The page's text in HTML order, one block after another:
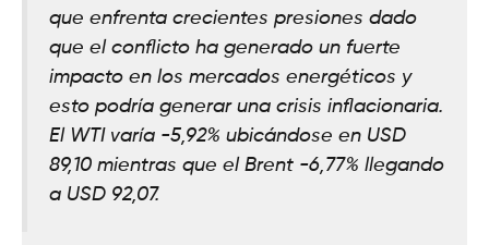
que enfrenta crecientes presiones dado
que el conflicto ha generado un fuerte
impacto en los mercados energéticos y
esto podría generar una crisis inflacionaria.
El WTI varía -5,92% ubicándose en USD
89,10 mientras que el Brent -6,77% llegando
a USD 92,07.